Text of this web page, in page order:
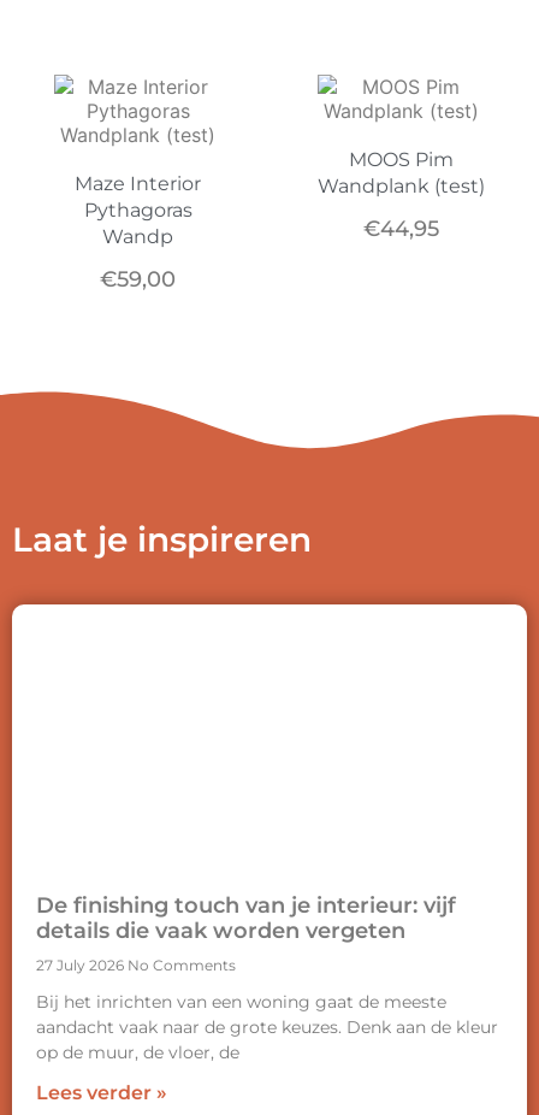
Maze Interior
Pythagoras
Wandp
€59,00
MOOS Pim
Wandplank (test)
€44,95
Laat je inspireren
De finishing touch van je interieur: vijf
details die vaak worden vergeten
27 July 2026 No Comments
Bij het inrichten van een woning gaat de meeste
aandacht vaak naar de grote keuzes. Denk aan de kleur
op de muur, de vloer, de
Lees verder »